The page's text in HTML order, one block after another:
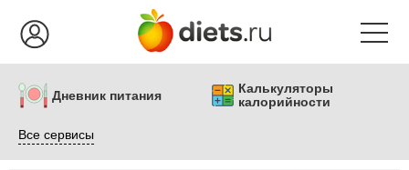
Дневник питания
Калькуляторы
калорийности
Все сервисы